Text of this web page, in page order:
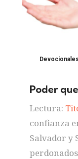
Devocionales
Poder
Lectura:
confianza
Salvador y